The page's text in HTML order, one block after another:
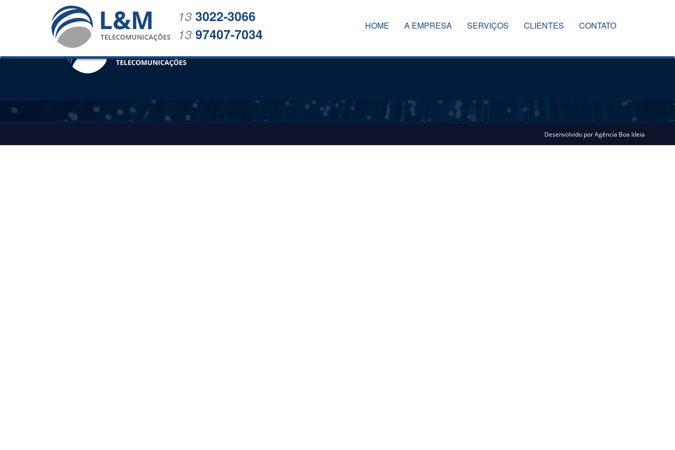
13 3022-3066
13 97407-7034 HOME A EMPRESA SERVIÇOS CLIENTES CONTATO
Desenvolvido porAgência Boa Ideia